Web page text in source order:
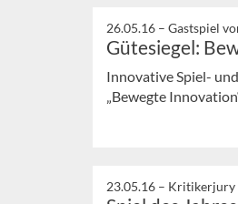
26.05.16 – Gastspiel
Gütesiegel:
Innovative Spiel-
„Bewegte
23.05.16 – Kritikerjury